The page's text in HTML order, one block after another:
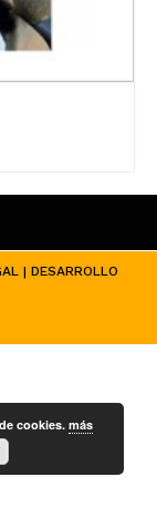
| DESARROLLO
cookies.más